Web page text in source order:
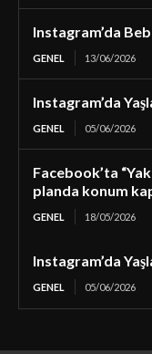
Instagram’da
GENEL 13/06/2026
Instagram’da
GENEL 05/06/2026
Facebook’ta
planda konum
GENEL 18/05/2026
Instagram’da
GENEL 05/06/2026